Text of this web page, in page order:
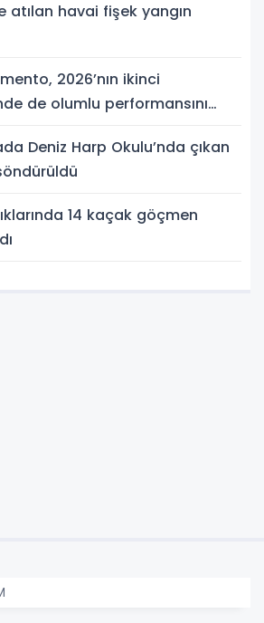
atılan havai fişek yangın
2026’nın ikinci
de olumlu performansını
Deniz Harp Okulu’nda çıkan
14 kaçak göçmen